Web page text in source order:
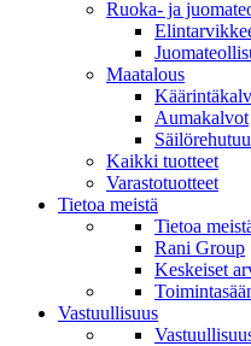
Ruoka- ja
Maatalous
Aumakalvot
Kaikki tuotteet
Varastotuotteet
Tietoa meistä
Tietoa
Rani Group
Keskeiset
Vastuullisuus